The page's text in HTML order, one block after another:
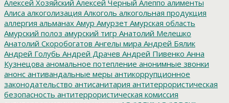
Алексей Хозяйский Алексей Черный Алеппо алименты
Алиса алкоголизация Алкоголь алкогольная продукция
аллергия альманах Амур Амурзет Амурская область
Амурский полоз амурский тигр Анатолий Мелешко
Анатолий Скоробогатов Ангелы мира Андрей Бялик
Андрей Голубь Андрей Драчев Андрей Пивенко Анна
Кузнецова аномальное потепление анонимные звонки
анонс антивандальные меры антикоррупционное
законодательство антисанитария антитеррористическая
безопасность антитеррористическая комиссия